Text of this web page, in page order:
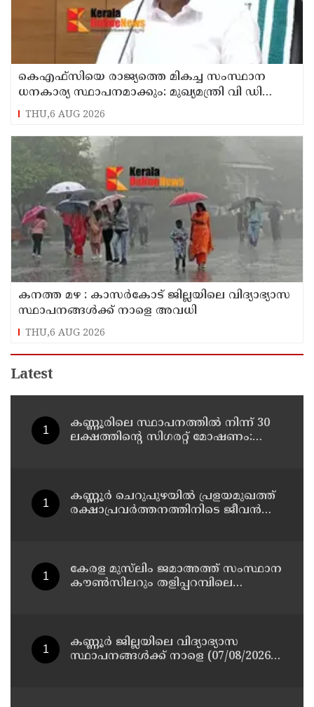
കെഎഫ്‌സിയെ രാജ്യത്തെ മികച്ച സംസ്ഥാന
ധനകാര്യ സ്ഥാപനമാക്കും: മുഖ്യമന്ത്രി വി ഡി
സതീശൻ
THU,6 AUG 2026
കനത്ത മഴ : കാസർകോട് ജില്ലയിലെ വിദ്യാഭ്യാസ
സ്ഥാപനങ്ങൾക്ക് നാളെ അവധി
THU,6 AUG 2026
Latest
കണ്ണൂരിലെ സ്ഥാപനത്തിൽ നിന്ന് 30
ലക്ഷത്തിന്റെ സിഗരറ്റ് മോഷണം:
കണ്ണൂർ ചെറുപുഴയിൽ പ്രളയമുഖത്ത്
രക്ഷാപ്രവർത്തനത്തിനിടെ ജീവൻ
കേരള മുസ്‌ലിം ജമാഅത്ത് സംസ്ഥാന
കൗൺസിലറും തളിപ്പറമ്പിലെ
കണ്ണൂർ ജില്ലയിലെ വിദ്യാഭ്യാസ
സ്ഥാപനങ്ങള്‍ക്ക് നാളെ (07/08/2026),